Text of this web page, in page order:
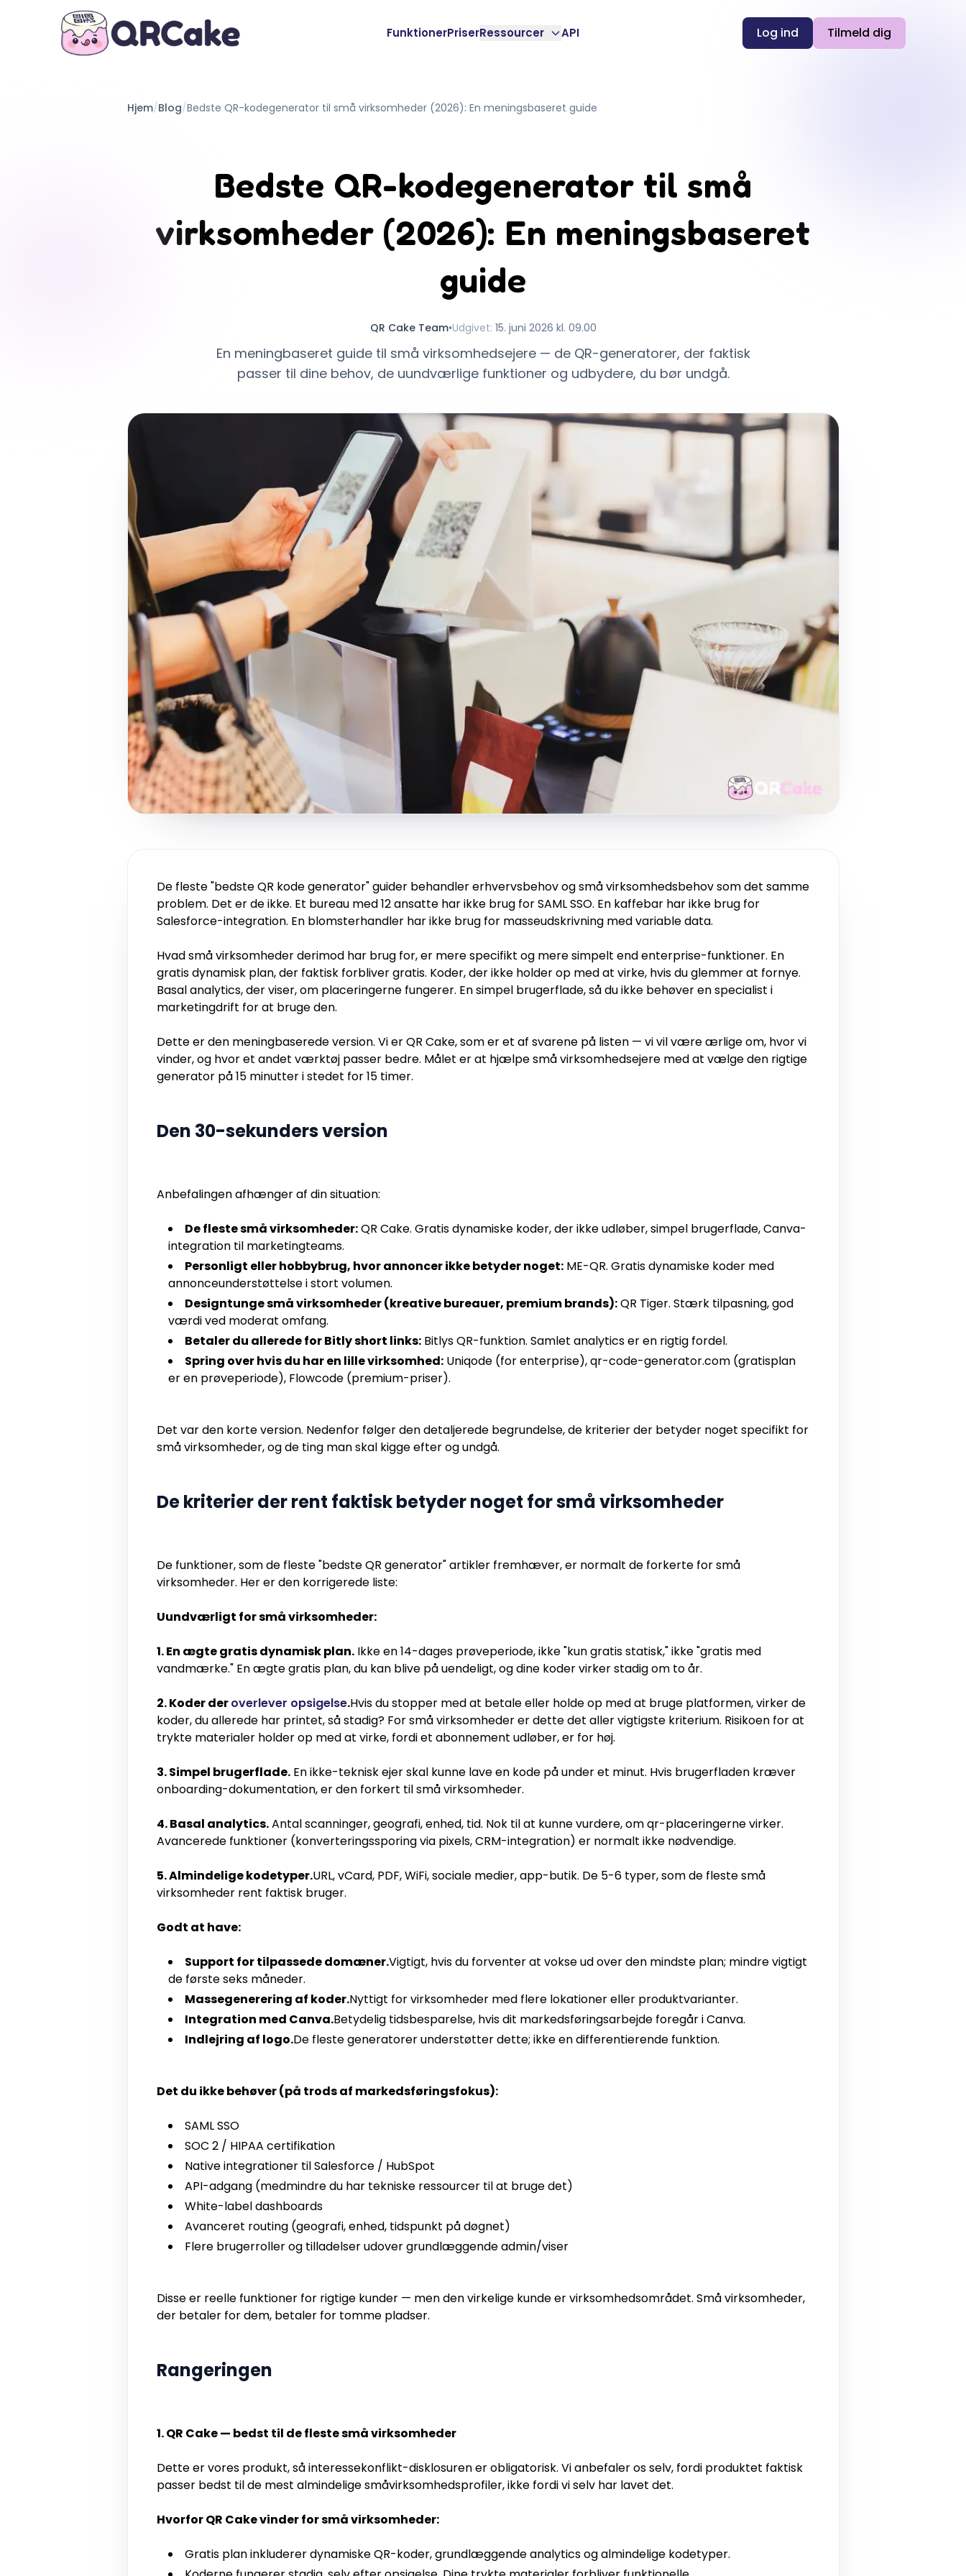
FunktionerPriserRessourcer API Log ind Tilmeld dig
Hjem/Blog/Bedste QR-kodegenerator til små virksomheder (2026): En meningsbaseret guide
Bedste QR-kodegenerator til små
virksomheder (2026): En meningsbaseret
guide
QR Cake Team•Udgivet: 15. juni 2026 kl. 09.00
En meningbaseret guide til små virksomhedsejere — de QR-generatorer, der faktisk
passer til dine behov, de uundværlige funktioner og udbydere, du bør undgå.
De fleste "bedste QR kode generator" guider behandler erhvervsbehov og små virksomhedsbehov som det samme
problem. Det er de ikke. Et bureau med 12 ansatte har ikke brug for SAML SSO. En kaffebar har ikke brug for
Salesforce-integration. En blomsterhandler har ikke brug for masseudskrivning med variable data.
Hvad små virksomheder derimod har brug for, er mere specifikt og mere simpelt end enterprise-funktioner. En
gratis dynamisk plan, der faktisk forbliver gratis. Koder, der ikke holder op med at virke, hvis du glemmer at fornye.
Basal analytics, der viser, om placeringerne fungerer. En simpel brugerflade, så du ikke behøver en specialist i
marketingdrift for at bruge den.
Dette er den meningbaserede version. Vi er QR Cake, som er et af svarene på listen — vi vil være ærlige om, hvor vi
vinder, og hvor et andet værktøj passer bedre. Målet er at hjælpe små virksomhedsejere med at vælge den rigtige
generator på 15 minutter i stedet for 15 timer.
Den 30-sekunders version
Anbefalingen afhænger af din situation:
De fleste små virksomheder:QR Cake. Gratis dynamiske koder, der ikke udløber, simpel brugerflade, Canva-
integration til marketingteams.
Personligt eller hobbybrug, hvor annoncer ikke betyder noget:ME-QR. Gratis dynamiske koder med
annonceunderstøttelse i stort volumen.
Designtunge små virksomheder (kreative bureauer, premium brands):QR Tiger. Stærk tilpasning, god
værdi ved moderat omfang.
Betaler du allerede for Bitly short links:Bitlys QR-funktion. Samlet analytics er en rigtig fordel.
Spring over hvis du har en lille virksomhed:Uniqode (for enterprise), qr-code-generator.com (gratisplan
er en prøveperiode), Flowcode (premium-priser).
Det var den korte version. Nedenfor følger den detaljerede begrundelse, de kriterier der betyder noget specifikt for
små virksomheder, og de ting man skal kigge efter og undgå.
De kriterier der rent faktisk betyder noget for små virksomheder
De funktioner, som de fleste "bedste QR generator" artikler fremhæver, er normalt de forkerte for små
virksomheder. Her er den korrigerede liste:
Uundværligt for små virksomheder:
1. En ægte gratis dynamisk plan.Ikke en 14-dages prøveperiode, ikke "kun gratis statisk," ikke "gratis med
vandmærke." En ægte gratis plan, du kan blive på uendeligt, og dine koder virker stadig om to år.
2. Koder deroverlever opsigelse.Hvis du stopper med at betale eller holde op med at bruge platformen, virker de
koder, du allerede har printet, så stadig? For små virksomheder er dette det aller vigtigste kriterium. Risikoen for at
trykte materialer holder op med at virke, fordi et abonnement udløber, er for høj.
3. Simpel brugerflade.En ikke-teknisk ejer skal kunne lave en kode på under et minut. Hvis brugerfladen kræver
onboarding-dokumentation, er den forkert til små virksomheder.
4. Basal analytics.Antal scanninger, geografi, enhed, tid. Nok til at kunne vurdere, om qr-placeringerne virker.
Avancerede funktioner (konverteringssporing via pixels, CRM-integration) er normalt ikke nødvendige.
5. Almindelige kodetyper.URL, vCard, PDF, WiFi, sociale medier, app-butik. De 5-6 typer, som de fleste små
virksomheder rent faktisk bruger.
Godt at have:
Support for tilpassede domæner.Vigtigt, hvis du forventer at vokse ud over den mindste plan; mindre vigtigt
de første seks måneder.
Massegenerering af koder.Nyttigt for virksomheder med flere lokationer eller produktvarianter.
Integration med Canva.Betydelig tidsbesparelse, hvis dit markedsføringsarbejde foregår i Canva.
Indlejring af logo.De fleste generatorer understøtter dette; ikke en differentierende funktion.
Det du ikke behøver (på trods af markedsføringsfokus):
SAML SSO
SOC 2 / HIPAA certifikation
Native integrationer til Salesforce / HubSpot
API-adgang (medmindre du har tekniske ressourcer til at bruge det)
White-label dashboards
Avanceret routing (geografi, enhed, tidspunkt på døgnet)
Flere brugerroller og tilladelser udover grundlæggende admin/viser
Disse er reelle funktioner for rigtige kunder — men den virkelige kunde er virksomhedsområdet. Små virksomheder,
der betaler for dem, betaler for tomme pladser.
Rangeringen
1. QR Cake — bedst til de fleste små virksomheder
Dette er vores produkt, så interessekonflikt-disklosuren er obligatorisk. Vi anbefaler os selv, fordi produktet faktisk
passer bedst til de mest almindelige småvirksomhedsprofiler, ikke fordi vi selv har lavet det.
Hvorfor QR Cake vinder for små virksomheder:
Gratis plan inkluderer dynamiske QR-koder, grundlæggende analytics og almindelige kodetyper.